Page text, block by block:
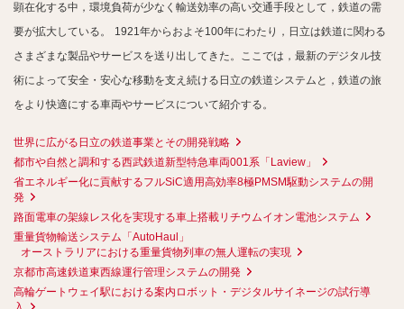
顕在化する中，環境負荷が少なく輸送効率の高い交通手段として，鉄道の需
要が拡大している。
1921年からおよそ100年にわたり，日立は鉄道に関わる
さまざまな製品やサービスを送り出してきた。ここでは，最新のデジタル技
術によって安全・安心な移動を支え続ける日立の鉄道システムと，鉄道の旅
をより快適にする車両やサービスについて紹介する。
世界に広がる日立の鉄道事業とその開発戦略
都市や自然と調和する西武鉄道新型特急車両001系「Laview」
省エネルギー化に貢献するフルSiC適用高効率8極PMSM駆動システムの開
発
路面電車の架線レス化を実現する車上搭載リチウムイオン電池システム
重量貨物輸送システム「AutoHaul」
オーストラリアにおける重量貨物列車の無人運転の実現
京都市高速鉄道東西線運行管理システムの開発
高輪ゲートウェイ駅における案内ロボット・デジタルサイネージの試行導